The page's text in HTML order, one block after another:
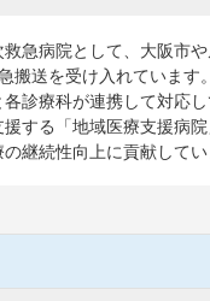
急病院として、大阪市
搬送を受け入れています
診療科が連携して対応
する「地域医療支援病
継続性向上に貢献してい